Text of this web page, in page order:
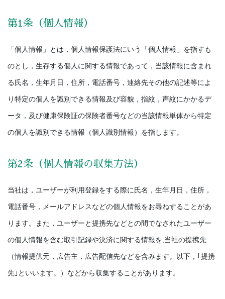
第1条（個人情報）
「個人情報」とは，個人情報保護法にいう「個人情報」を指すも
のとし，生存する個人に関する情報であって，当該情報に含まれ
る氏名，生年月日，住所，電話番号，連絡先その他の記述等によ
り特定の個人を識別できる情報及び容貌，指紋，声紋にかかるデ
ータ，及び健康保険証の保険者番号などの当該情報単体から特定
の個人を識別できる情報（個人識別情報）を指します。
第2条（個人情報の収集方法）
当社は，ユーザーが利用登録をする際に氏名，生年月日，住所，
電話番号，メールアドレスなどの個人情報をお尋ねすることがあ
ります。また，ユーザーと提携先などとの間でなされたユーザー
の個人情報を含む取引記録や決済に関する情報を,当社の提携先
（情報提供元，広告主，広告配信先などを含みます。以下，｢提携
先｣といいます。）などから収集することがあります。